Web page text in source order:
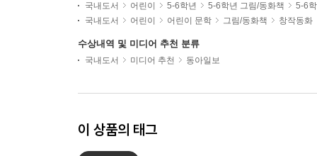
국내도서
어린이 5-6학년 5-6학년 그림/동화책
5-6
국내도서
어린이 어린이 문학 그림/동화책 창작동화
수상내역 및 미디어 추천 분류
국내도서 미디어 추천 동아일보
이 상품의 태그